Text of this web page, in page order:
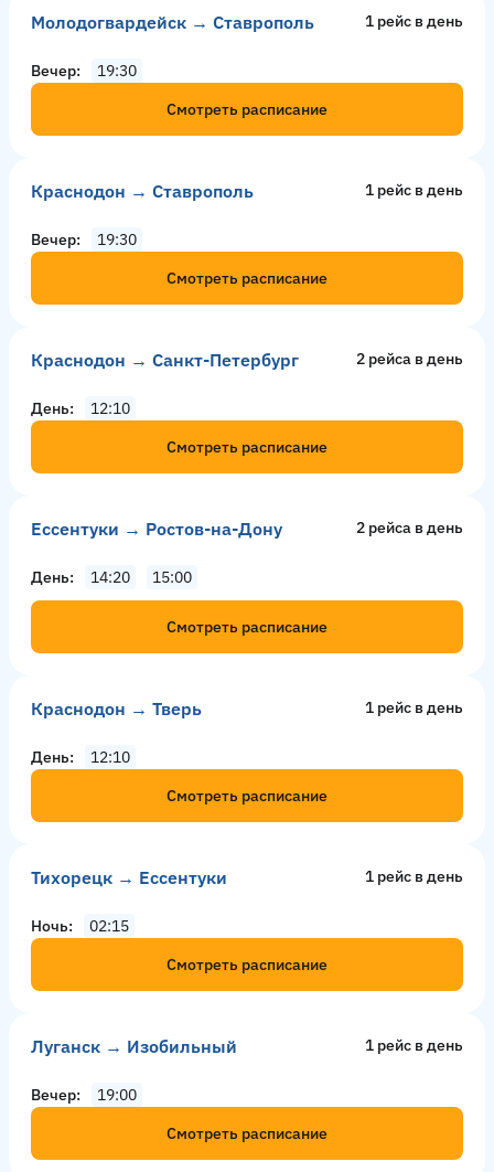
Молодогвардейск → Ставрополь 1 рейс в день
Вечер
19:30
Смотреть расписание
Краснодон → Ставрополь 1 рейс в день
Вечер
19:30
Смотреть расписание
Краснодон → Санкт-Петербург 2 рейсa в день
День
12:10
Смотреть расписание
Ессентуки → Ростов-на-Дону 2 рейсa в день
День 14:20 15:00
Смотреть расписание
Краснодон → Тверь 1 рейс в день
День
12:10
Смотреть расписание
Тихорецк → Ессентуки 1 рейс в день
Ночь
02:15
Смотреть расписание
Луганск → Изобильный 1 рейс в день
Вечер
19:00
Смотреть расписание